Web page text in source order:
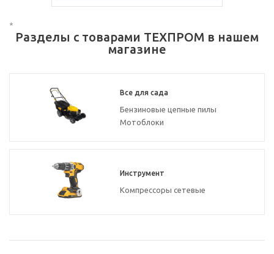
*
Разделы с товарами ТЕХПРОМ в нашем
магазине
Все для сада
Бензиновые цепные пилы
Мотоблоки
Инструмент
Компрессоры сетевые